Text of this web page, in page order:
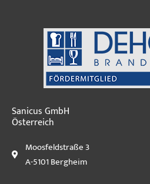
Sanicus GmbH
Österreich
Moosfeldstraße 3
A-5101 Bergheim